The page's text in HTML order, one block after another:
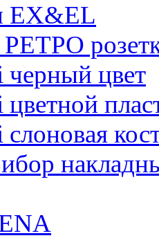
EX&EL
цвет